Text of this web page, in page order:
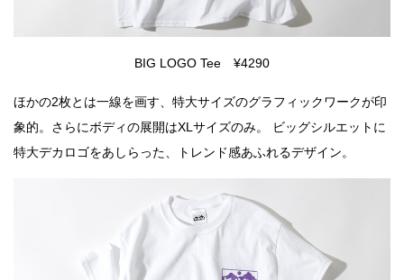
BIG LOGO Tee ¥4290
ほかの2枚とは一線を画す、特大サイズのグラフィックワークが印
象的。さらにボディの展開はXLサイズのみ。 ビッグシルエットに
特大デカロゴをあしらった、トレンド感あふれるデザイン。